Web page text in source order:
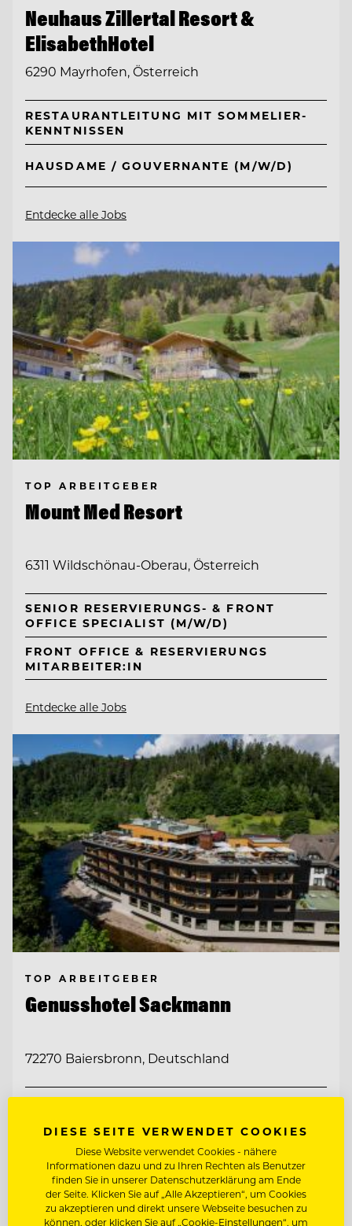
Neuhaus Zillertal Resort &
ElisabethHotel
6290 Mayrhofen, Österreich
RESTAURANTLEITUNG MIT SOMMELIER-
KENNTNISSEN
HAUSDAME / GOUVERNANTE (M/W/D)
Entdecke alle Jobs
TOP ARBEITGEBER
Mount Med Resort
6311 Wildschönau-Oberau, Österreich
SENIOR RESERVIERUNGS- & FRONT
OFFICE SPECIALIST (M/W/D)
FRONT OFFICE & RESERVIERUNGS
MITARBEITER:IN
Entdecke alle Jobs
TOP ARBEITGEBER
Genusshotel Sackmann
72270 Baiersbronn, Deutschland
BARKEEPER
Entdecke alle Jobs
DIESE SEITE VERWENDET COOKIES
Diese Website verwendet Cookies - nähere
Informationen dazu und zu Ihren Rechten als Benutzer
finden Sie in unserer Datenschutzerklärung am Ende
der Seite. Klicken Sie auf „Alle Akzeptieren“, um Cookies
zu akzeptieren und direkt unsere Webseite besuchen zu
können, oder klicken Sie auf „Cookie-Einstellungen“, um